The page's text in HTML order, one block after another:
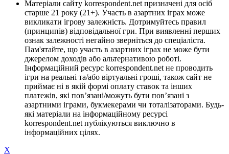
Матеріали сайту korrespondent.net призначені для осіб
старше 21 року (21+). Участь в азартних іграх може
викликати ігрову залежність. Дотримуйтесь правил
(принципів) відповідальної гри. При виявленні перших
ознак залежності негайно зверніться до спеціаліста.
Пам'ятайте, що участь в азартних іграх не може бути
джерелом доходів або альтернативою роботі.
Інформаційний ресурс korrespondent.net не проводить
ігри на реальні та/або віртуальні гроші, також сайт не
приймає ні в якій формі оплату ставок та інших
платежів, які пов’язані/можуть бути пов’язані з
азартними іграми, букмекерами чи тоталізаторами. Будь-
які матеріали на інформаційному ресурсі
korrespondent.net публікуються виключно в
інформаційних цілях.
X